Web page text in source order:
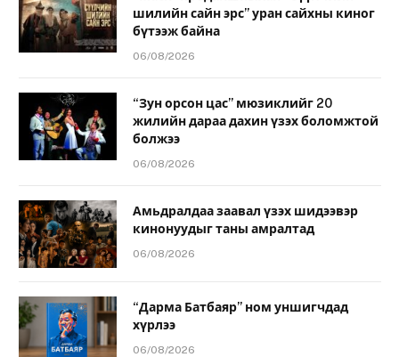
шилийн сайн эрс” уран сайхны киног
бүтээж байна
06/08/2026
“Зун орсон цас” мюзиклийг 20
жилийн дараа дахин үзэх боломжтой
болжээ
06/08/2026
Амьдралдаа заавал үзэх шидээвэр
кинонуудыг таны амралтад
06/08/2026
“Дарма Батбаяр” ном уншигчдад
хүрлээ
06/08/2026